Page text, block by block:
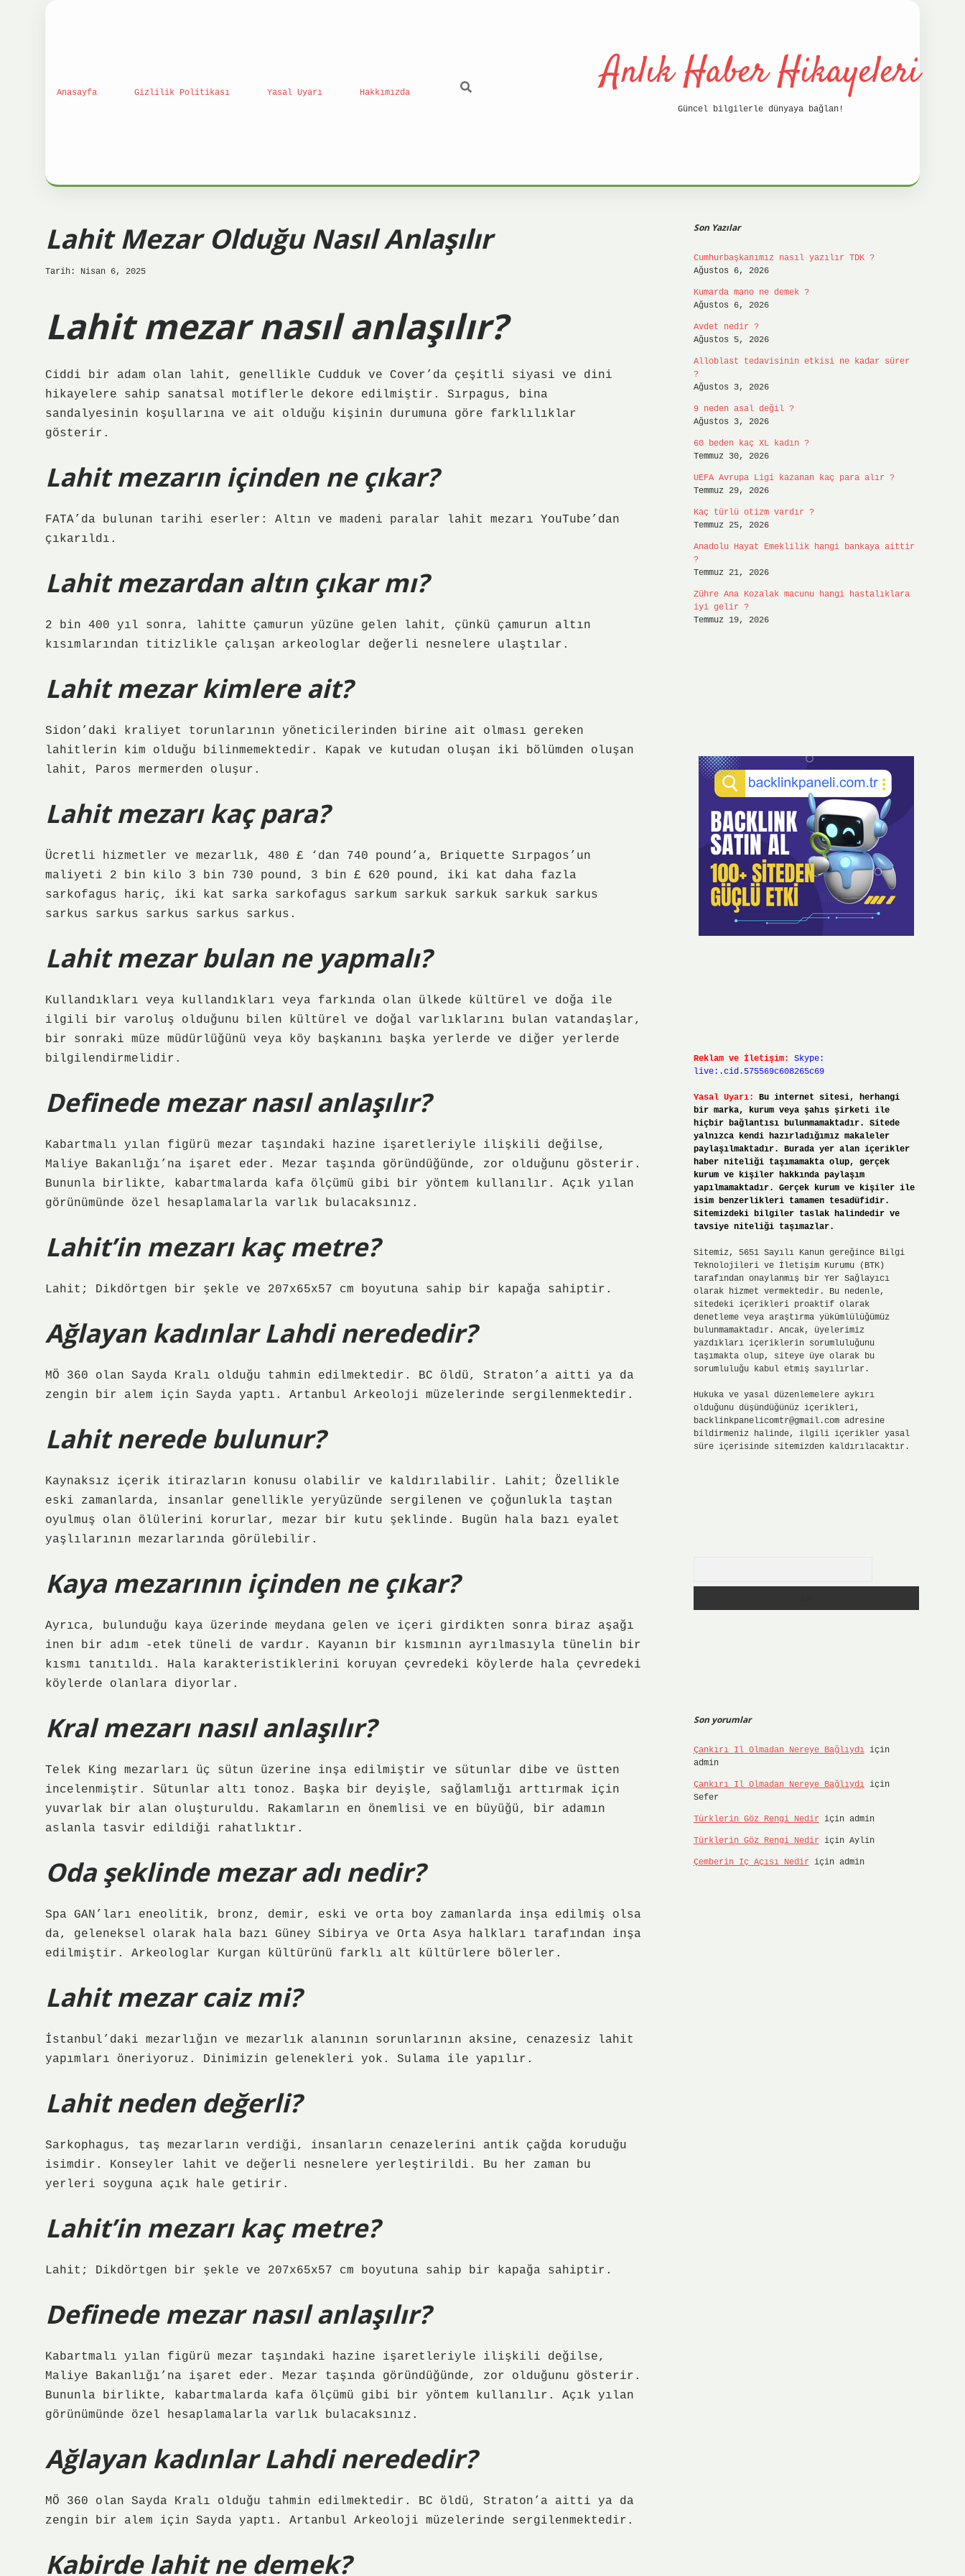
Anasayfa Gizlilik Politikası Yasal Uyarı Hakkımızda Anlık Haber Hikayeleri
Güncel bilgilerle dünyaya bağlan!
Lahit Mezar Olduğu Nasıl Anlaşılır
Tarih: Nisan 6, 2025
Lahit mezar nasıl anlaşılır?
Ciddi bir adam olan lahit, genellikle Cudduk ve Cover’da çeşitli siyasi ve dini
hikayelere sahip sanatsal motiflerle dekore edilmiştir. Sırpagus, bina
sandalyesinin koşullarına ve ait olduğu kişinin durumuna göre farklılıklar
gösterir.
Lahit mezarın içinden ne çıkar?
FATA’da bulunan tarihi eserler: Altın ve madeni paralar lahit mezarı YouTube’dan
çıkarıldı.
Lahit mezardan altın çıkar mı?
2 bin 400 yıl sonra, lahitte çamurun yüzüne gelen lahit, çünkü çamurun altın
kısımlarından titizlikle çalışan arkeologlar değerli nesnelere ulaştılar.
Lahit mezar kimlere ait?
Sidon’daki kraliyet torunlarının yöneticilerinden birine ait olması gereken
lahitlerin kim olduğu bilinmemektedir. Kapak ve kutudan oluşan iki bölümden oluşan
lahit, Paros mermerden oluşur.
Lahit mezarı kaç para?
Ücretli hizmetler ve mezarlık, 480 £ ‘dan 740 pound’a, Briquette Sırpagos’un
maliyeti 2 bin kilo 3 bin 730 pound, 3 bin £ 620 pound, iki kat daha fazla
sarkofagus hariç, iki kat sarka sarkofagus sarkum sarkuk sarkuk sarkuk sarkus
sarkus sarkus sarkus sarkus sarkus.
Lahit mezar bulan ne yapmalı?
Kullandıkları veya kullandıkları veya farkında olan ülkede kültürel ve doğa ile
ilgili bir varoluş olduğunu bilen kültürel ve doğal varlıklarını bulan vatandaşlar,
bir sonraki müze müdürlüğünü veya köy başkanını başka yerlerde ve diğer yerlerde
bilgilendirmelidir.
Definede mezar nasıl anlaşılır?
Kabartmalı yılan figürü mezar taşındaki hazine işaretleriyle ilişkili değilse,
Maliye Bakanlığı’na işaret eder. Mezar taşında göründüğünde, zor olduğunu gösterir.
Bununla birlikte, kabartmalarda kafa ölçümü gibi bir yöntem kullanılır. Açık yılan
görünümünde özel hesaplamalarla varlık bulacaksınız.
Lahit’in mezarı kaç metre?
Lahit; Dikdörtgen bir şekle ve 207x65x57 cm boyutuna sahip bir kapağa sahiptir.
Ağlayan kadınlar Lahdi nerededir?
MÖ 360 olan Sayda Kralı olduğu tahmin edilmektedir. BC öldü, Straton’a aitti ya da
zengin bir alem için Sayda yaptı. Artanbul Arkeoloji müzelerinde sergilenmektedir.
Lahit nerede bulunur?
Kaynaksız içerik itirazların konusu olabilir ve kaldırılabilir. Lahit; Özellikle
eski zamanlarda, insanlar genellikle yeryüzünde sergilenen ve çoğunlukla taştan
oyulmuş olan ölülerini korurlar, mezar bir kutu şeklinde. Bugün hala bazı eyalet
yaşlılarının mezarlarında görülebilir.
Kaya mezarının içinden ne çıkar?
Ayrıca, bulunduğu kaya üzerinde meydana gelen ve içeri girdikten sonra biraz aşağı
inen bir adım -etek tüneli de vardır. Kayanın bir kısmının ayrılmasıyla tünelin bir
kısmı tanıtıldı. Hala karakteristiklerini koruyan çevredeki köylerde hala çevredeki
köylerde olanlara diyorlar.
Kral mezarı nasıl anlaşılır?
Telek King mezarları üç sütun üzerine inşa edilmiştir ve sütunlar dibe ve üstten
incelenmiştir. Sütunlar altı tonoz. Başka bir deyişle, sağlamlığı arttırmak için
yuvarlak bir alan oluşturuldu. Rakamların en önemlisi ve en büyüğü, bir adamın
aslanla tasvir edildiği rahatlıktır.
Oda şeklinde mezar adı nedir?
Spa GAN’ları eneolitik, bronz, demir, eski ve orta boy zamanlarda inşa edilmiş olsa
da, geleneksel olarak hala bazı Güney Sibirya ve Orta Asya halkları tarafından inşa
edilmiştir. Arkeologlar Kurgan kültürünü farklı alt kültürlere bölerler.
Lahit mezar caiz mi?
İstanbul’daki mezarlığın ve mezarlık alanının sorunlarının aksine, cenazesiz lahit
yapımları öneriyoruz. Dinimizin gelenekleri yok. Sulama ile yapılır.
Lahit neden değerli?
Sarkophagus, taş mezarların verdiği, insanların cenazelerini antik çağda koruduğu
isimdir. Konseyler lahit ve değerli nesnelere yerleştirildi. Bu her zaman bu
yerleri soyguna açık hale getirir.
Lahit’in mezarı kaç metre?
Lahit; Dikdörtgen bir şekle ve 207x65x57 cm boyutuna sahip bir kapağa sahiptir.
Definede mezar nasıl anlaşılır?
Kabartmalı yılan figürü mezar taşındaki hazine işaretleriyle ilişkili değilse,
Maliye Bakanlığı’na işaret eder. Mezar taşında göründüğünde, zor olduğunu gösterir.
Bununla birlikte, kabartmalarda kafa ölçümü gibi bir yöntem kullanılır. Açık yılan
görünümünde özel hesaplamalarla varlık bulacaksınız.
Ağlayan kadınlar Lahdi nerededir?
MÖ 360 olan Sayda Kralı olduğu tahmin edilmektedir. BC öldü, Straton’a aitti ya da
zengin bir alem için Sayda yaptı. Artanbul Arkeoloji müzelerinde sergilenmektedir.
Kabirde lahit ne demek?
Son Yazılar
Cumhurbaşkanımız nasıl yazılır TDK ?
Ağustos 6, 2026
Kumarda mano ne demek ?
Ağustos 6, 2026
Avdet nedir ?
Ağustos 5, 2026
Alloblast tedavisinin etkisi ne kadar sürer
?
Ağustos 3, 2026
9 neden asal değil ?
Ağustos 3, 2026
60 beden kaç XL kadın ?
Temmuz 30, 2026
UEFA Avrupa Ligi kazanan kaç para alır ?
Temmuz 29, 2026
Kaç türlü otizm vardır ?
Temmuz 25, 2026
Anadolu Hayat Emeklilik hangi bankaya aittir
?
Temmuz 21, 2026
Zühre Ana Kozalak macunu hangi hastalıklara
iyi gelir ?
Temmuz 19, 2026
Reklam ve İletişim:
Skype:
live:.cid.575569c608265c69
Yasal Uyarı:
Bu internet sitesi, herhangi
bir marka, kurum veya şahıs şirketi ile
hiçbir bağlantısı bulunmamaktadır. Sitede
yalnızca kendi hazırladığımız makaleler
paylaşılmaktadır. Burada yer alan içerikler
haber niteliği taşımamakta olup, gerçek
kurum ve kişiler hakkında paylaşım
yapılmamaktadır. Gerçek kurum ve kişiler ile
isim benzerlikleri tamamen tesadüfidir.
Sitemizdeki bilgiler taslak halindedir ve
tavsiye niteliği taşımazlar.
Sitemiz, 5651 Sayılı Kanun gereğince Bilgi
Teknolojileri ve İletişim Kurumu (BTK)
tarafından onaylanmış bir Yer Sağlayıcı
olarak hizmet vermektedir. Bu nedenle,
sitedeki içerikleri proaktif olarak
denetleme veya araştırma yükümlülüğümüz
bulunmamaktadır. Ancak, üyelerimiz
yazdıkları içeriklerin sorumluluğunu
taşımakta olup, siteye üye olarak bu
sorumluluğu kabul etmiş sayılırlar.
Hukuka ve yasal düzenlemelere aykırı
olduğunu düşündüğünüz içerikleri,
backlinkpanelicomtr@gmail.comadresine
bildirmeniz halinde, ilgili içerikler yasal
süre içerisinde sitemizden kaldırılacaktır.
Son yorumlar
Çankırı Il Olmadan Nereye Bağlıydıiçin
admin
Çankırı Il Olmadan Nereye Bağlıydıiçin
Sefer
Türklerin Göz Rengi Nedir için admin
Türklerin Göz Rengi Nedir için Aylin
Çemberin Iç Açısı Nedir için admin